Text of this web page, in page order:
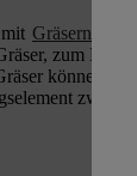
Gräsern
das
zum
können